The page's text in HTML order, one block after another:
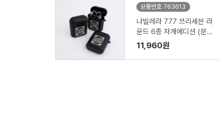
상품번호 763613
나빌레라 777 쓰리세븐 라
운드 6종 자개에디션 (문
자)
11,960원